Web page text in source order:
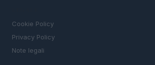
Cookie Policy
Privacy Policy
Note legali